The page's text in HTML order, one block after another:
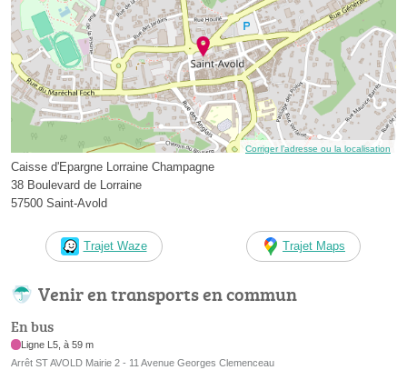
Corriger l’adresse ou la localisation
Caisse d'Epargne Lorraine Champagne
38 Boulevard de Lorraine
57500 Saint-Avold
Trajet Waze Trajet Maps
Venir en transports en commun
En bus
Ligne L5, à 59 m
Arrêt ST AVOLD Mairie 2 - 11 Avenue Georges Clemenceau